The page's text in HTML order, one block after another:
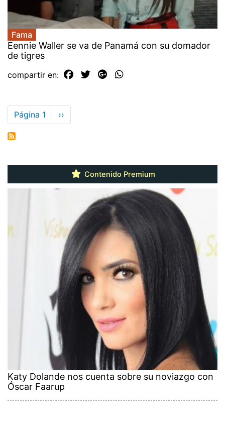
Fama
Eennie Waller se va de Panamá con su domador
de tigres
compartir en:
Paginación
Página 1
Siguiente
página
››
Contenido Premium
Katy Dolande nos cuenta sobre su noviazgo con
Óscar Faarup